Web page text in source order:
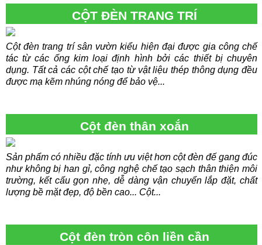
CỘT ĐÈN TRANG TRÍ
Cột đèn trang trí sân vườn kiểu hiện đại được gia công chế
tác từ các ống kim loại định hình bởi các thiết bị chuyên
dụng. Tất cả các cột chế tạo từ vật liệu thép thông dụng đều
được mạ kẽm nhúng nóng để bảo vệ...
Cột đèn thân xoắn
Sản phẩm có nhiều đặc tính ưu việt hơn cột đèn đế gang đúc
như không bị han gỉ, công nghệ chế tạo sạch thân thiện môi
trường, kết cấu gọn nhẹ, dễ dàng vận chuyển lắp đặt, chất
lượng bề mặt đẹp, độ bền cao... Cột...
Cột đèn tròn côn liền cần